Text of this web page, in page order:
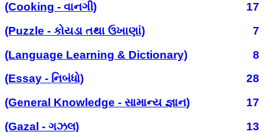
(Cooking - વાનગી)
17
(Puzzle - કોયડા તથા ઉખાણાં)
7
(Language Learning & Dictionary)
8
(Essay - નિબંધો)
28
(General Knowledge - સામાન્ય જ્ઞાન)
17
(Gazal - ગઝલ)
13